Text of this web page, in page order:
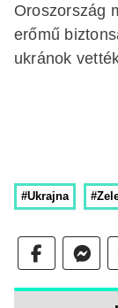
Oroszország
erőmű
ukránok
#Ukrajna